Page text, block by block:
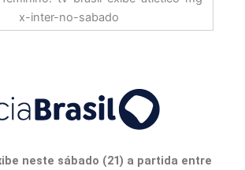
neste sábado (21) a partida entre